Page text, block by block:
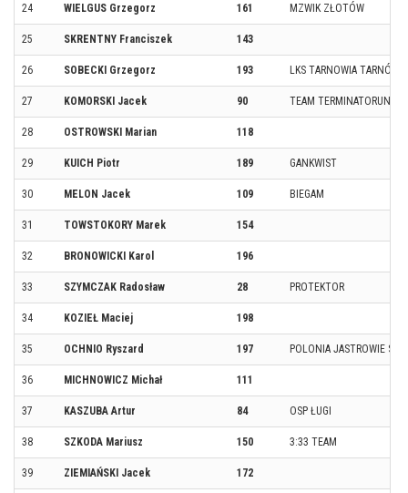
24 WIELGUS Grzegorz 161 MZWIK ZŁOTÓW
25 SKRENTNY Franciszek 143
26 SOBECKI Grzegorz 193 LKS TARNOWIA
27 KOMORSKI Jacek 90 TEAM TERMINATORUN
28 OSTROWSKI Marian 118
29 KUICH Piotr 189 GANKWIST
30 MELON Jacek 109 BIEGAM
31 TOWSTOKORY Marek 154
32 BRONOWICKI Karol 196
33 SZYMCZAK Radosław 28 PROTEKTOR
34 KOZIEŁ Maciej 198
35 OCHNIO Ryszard 197 POLONIA JASTROWIE
36 MICHNOWICZ Michał 111
37 KASZUBA Artur 84 OSP ŁUGI
38 SZKODA Mariusz 150 3:33 TEAM
39 ZIEMIAŃSKI Jacek 172